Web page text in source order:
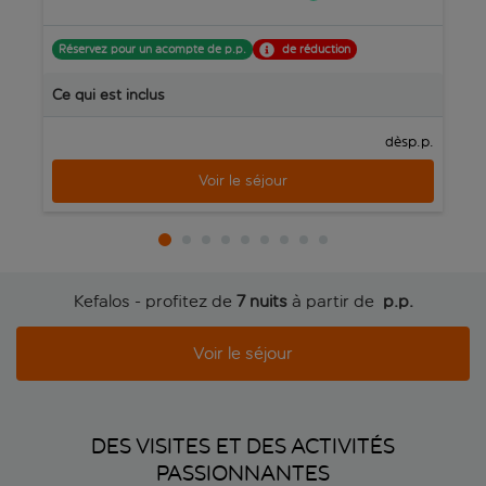
Réservez pour un acompte de p.p. de réduction
Ce qui est inclus
dèsp.p.
Voir le séjour
Kefalos - profitez de 7 nuitsà partir de p.p.
Voir le séjour
DES VISITES ET DES ACTIVITÉS
PASSIONNANTES